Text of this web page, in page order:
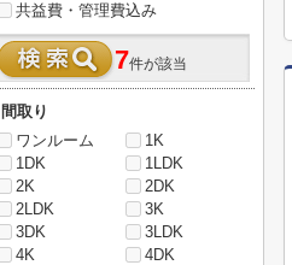
共益費・管理費込み
7件が該当
間取り
ワンルーム
1K
1DK
1LDK
2K
2DK
2LDK
3K
3DK
3LDK
4K
4DK